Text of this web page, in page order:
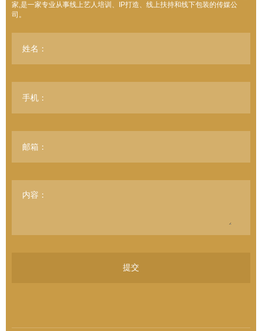
家,是一家专业从事线上艺人培训、IP打造、线上扶持和线下包装的传媒公
司。
姓名：
手机：
邮箱：
内容：
提交